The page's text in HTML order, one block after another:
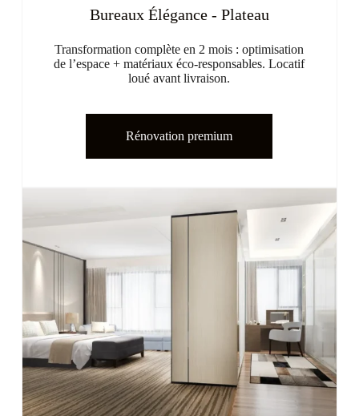
Bureaux Élégance - Plateau
Transformation complète en 2 mois : optimisation
de l’espace + matériaux éco-responsables. Locatif
loué avant livraison.
Rénovation premium